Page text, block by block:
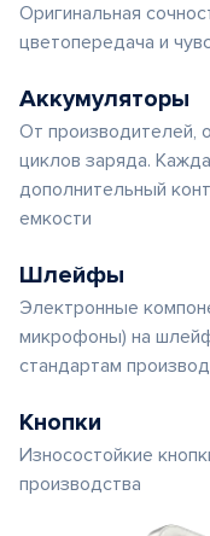
Оригинальная
цветопередача и
Аккумуляторы
От производителей,
циклов заряда.
дополнительный
емкости
Шлейфы
Электронные
микрофоны) на
стандартам
Кнопки
Износостойкие
производства